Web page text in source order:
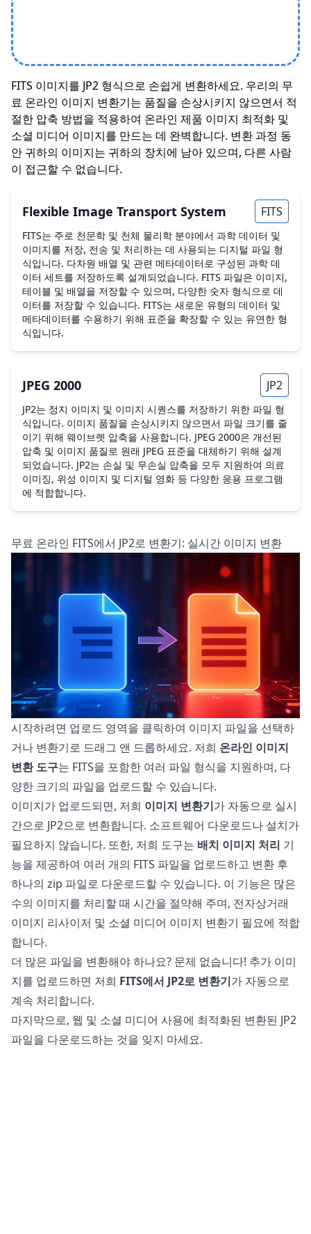
FITS 이미지를 JP2 형식으로 손쉽게 변환하세요. 우리의 무
료 온라인 이미지 변환기는 품질을 손상시키지 않으면서 적
절한 압축 방법을 적용하여 온라인 제품 이미지 최적화 및
소셜 미디어 이미지를 만드는 데 완벽합니다. 변환 과정 동
안 귀하의 이미지는 귀하의 장치에 남아 있으며, 다른 사람
이 접근할 수 없습니다.
Flexible Image Transport System FITS
FITS는 주로 천문학 및 천체 물리학 분야에서 과학 데이터 및
이미지를 저장, 전송 및 처리하는 데 사용되는 디지털 파일 형
식입니다. 다차원 배열 및 관련 메타데이터로 구성된 과학 데
이터 세트를 저장하도록 설계되었습니다. FITS 파일은 이미지,
테이블 및 배열을 저장할 수 있으며, 다양한 숫자 형식으로 데
이터를 저장할 수 있습니다. FITS는 새로운 유형의 데이터 및
메타데이터를 수용하기 위해 표준을 확장할 수 있는 유연한 형
식입니다.
JPEG 2000 JP2
JP2는 정지 이미지 및 이미지 시퀀스를 저장하기 위한 파일 형
식입니다. 이미지 품질을 손상시키지 않으면서 파일 크기를 줄
이기 위해 웨이브렛 압축을 사용합니다. JPEG 2000은 개선된
압축 및 이미지 품질로 원래 JPEG 표준을 대체하기 위해 설계
되었습니다. JP2는 손실 및 무손실 압축을 모두 지원하여 의료
이미징, 위성 이미지 및 디지털 영화 등 다양한 응용 프로그램
에 적합합니다.
무료 온라인 FITS에서 JP2로 변환기: 실시간 이미지 변환
시작하려면 업로드 영역을 클릭하여 이미지 파일을 선택하
거나 변환기로 드래그 앤 드롭하세요. 저희 온라인 이미지
변환 도구는 FITS을 포함한 여러 파일 형식을 지원하며, 다
양한 크기의 파일을 업로드할 수 있습니다.
이미지가 업로드되면, 저희 이미지 변환기가 자동으로 실시
간으로 JP2으로 변환합니다. 소프트웨어 다운로드나 설치가
필요하지 않습니다. 또한, 저희 도구는 배치 이미지 처리 기
능을 제공하여 여러 개의 FITS 파일을 업로드하고 변환 후
하나의 zip 파일로 다운로드할 수 있습니다. 이 기능은 많은
수의 이미지를 처리할 때 시간을 절약해 주며, 전자상거래
이미지 리사이저 및 소셜 미디어 이미지 변환기 필요에 적합
합니다.
더 많은 파일을 변환해야 하나요? 문제 없습니다! 추가 이미
지를 업로드하면 저희 FITS에서 JP2로 변환기가 자동으로
계속 처리합니다.
마지막으로, 웹 및 소셜 미디어 사용에 최적화된 변환된 JP2
파일을 다운로드하는 것을 잊지 마세요.